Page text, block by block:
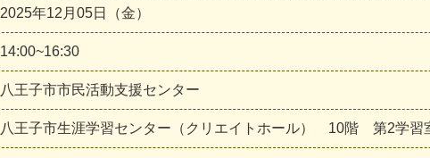
2025年12月05日（金）
14:00~16:30
八王子市市民活動支援センター
八王子市生涯学習センター（クリエイトホール） 10階 第2学習